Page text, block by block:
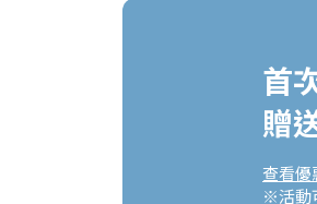
首
贈
查看優
※活動